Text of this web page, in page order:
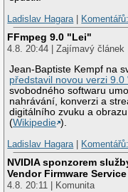
Ladislav Hagara
FFmpeg 9.0 "Lei"
4.8. 20:44 | Zajímavý článek
Jean-Baptiste Kempf na
představil novou verzi 9.0
svobodného softwaru
nahrávání, konverzi a
digitálního zvuku a obrazu
(Wikipedie ).
Ladislav Hagara
NVIDIA sponzorem
Vendor Firmware Service
4.8. 20:11 | Komunita